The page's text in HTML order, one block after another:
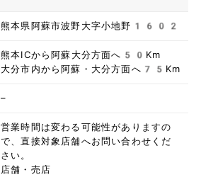
熊本県阿蘇市波野大字小地野1602
熊本ICから阿蘇大分方面へ50Km
大分市内から阿蘇・大分方面へ75Km
–
営業時間は変わる可能性がありますの
で、直接対象店舗へお問い合わせくだ
さい。
店舗・売店